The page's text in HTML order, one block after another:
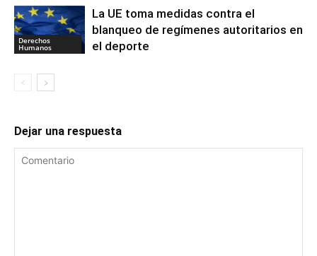
Derechos
Humanos
La UE toma medidas contra el
blanqueo de regímenes autoritarios en
el deporte
Dejar una respuesta